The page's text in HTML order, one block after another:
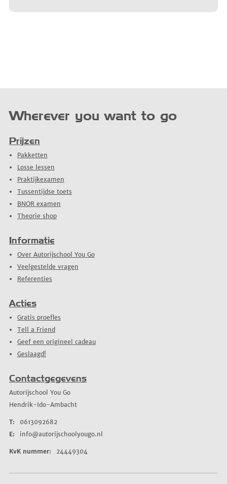
Wherever you want to go
Prijzen
Pakketten
Losse lessen
Praktijkexamen
Tussentijdse toets
BNOR examen
Theorie shop
Informatie
Over Autorijschool You Go
Veelgestelde vragen
Referenties
Acties
Gratis proefles
Tell a Friend
Geef een origineel cadeau
Geslaagd!
Contactgegevens
Autorijschool You Go
Hendrik-Ido-Ambacht
T:
0613092682
E:
info@autorijschoolyougo.nl
KvK nummer: 24449304